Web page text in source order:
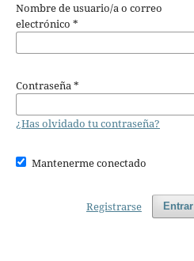
Nombre de usuario/a o correo
electrónico *
Contraseña*
¿Has olvidado tu contraseña?
Mantenerme conectado
Entrar
Registrarse